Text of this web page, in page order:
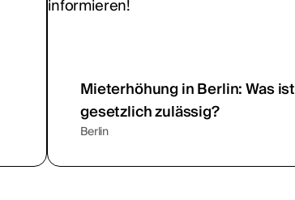
Mieterhöhung in Berlin: Was ist
gesetzlich zulässig?
Berlin